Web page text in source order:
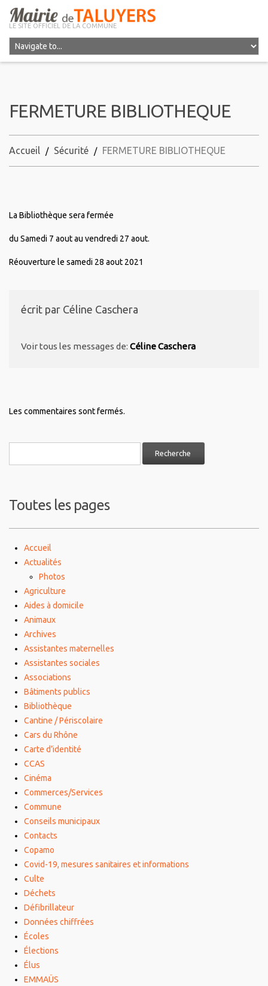
LE SITE OFFICIEL DE LA COMMUNE
FERMETURE BIBLIOTHEQUE
Accueil Sécurité FERMETURE BIBLIOTHEQUE
La Bibliothèque sera fermée
du Samedi 7 aout au vendredi 27 aout.
Réouverture le samedi 28 aout 2021
écrit par Céline Caschera
Voir tous les messages de: Céline Caschera
Les commentaires sont fermés.
Toutes les pages
Accueil
Actualités
Photos
Agriculture
Aides à domicile
Animaux
Archives
Assistantes maternelles
Assistantes sociales
Associations
Bâtiments publics
Bibliothèque
Cantine / Périscolaire
Cars du Rhône
Carte d’identité
CCAS
Cinéma
Commerces/Services
Commune
Conseils municipaux
Contacts
Copamo
Covid-19, mesures sanitaires et informations
Culte
Déchets
Défibrillateur
Données chiffrées
Écoles
Élections
Élus
EMMAÜS